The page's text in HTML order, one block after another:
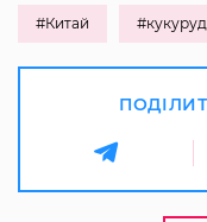
#Китай